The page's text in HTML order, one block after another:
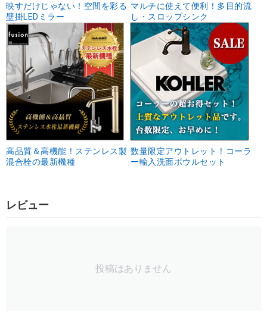
映すだけじゃない！空間を彩る
壁掛LEDミラー
マルチに使えて便利！多目的流
し・スロップシンク
高品質＆高機能！ステンレス製
混合栓の最新機種
数量限定アウトレット！コーラ
ー輸入洗面ボウルセット
レビュー
投稿はありません